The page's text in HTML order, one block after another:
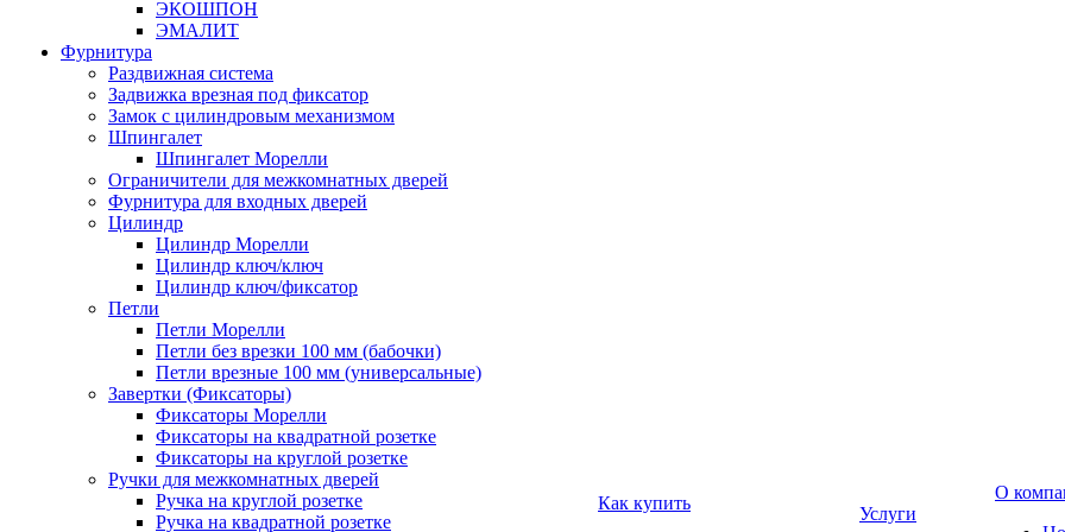
ЭКОШПОН
ЭМАЛИТ
Фурнитура
Раздвижная система
Задвижка врезная под фиксатор
Замок с цилиндровым механизмом
Шпингалет
Шпингалет Морелли
Ограничители для межкомнатных дверей
Фурнитура для входных дверей
Цилиндр
Цилиндр Морелли
Цилиндр ключ/ключ
Цилиндр ключ/фиксатор
Петли
Петли Морелли
Петли без врезки 100 мм (бабочки)
Петли врезные 100 мм (универсальные)
Завертки (Фиксаторы)
Фиксаторы Морелли
Фиксаторы на квадратной розетке
Фиксаторы на круглой розетке
Ручки для межкомнатных дверей
Ручка на круглой розетке
Ручка на квадратной розетке
Как купить
Услуги
О